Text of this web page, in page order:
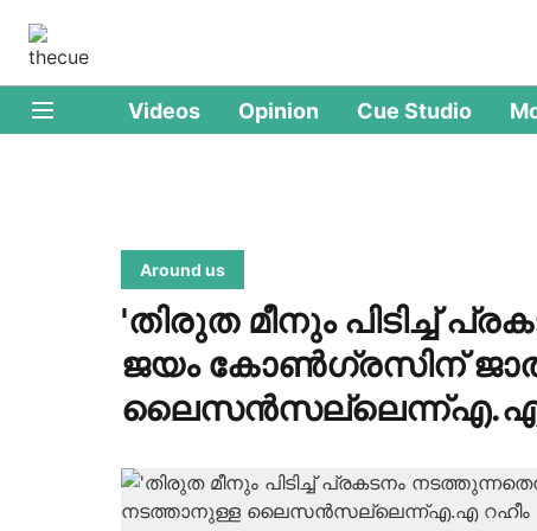
Videos Opinion Cue Studio
Around us
'തിരുത മീനും പിടിച്ച്
ജയം കോണ്‍ഗ്രസിന്
ലൈസന്‍സല്ലെന്ന്‌എ.എ